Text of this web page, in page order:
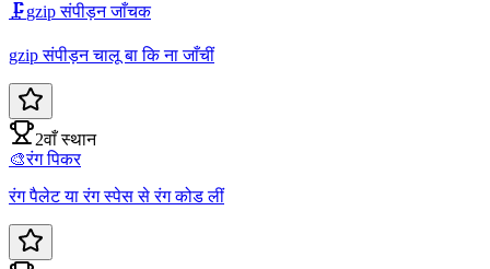
🗜️gzip संपीड़न जाँचक
gzip संपीड़न चालू बा कि ना जाँचीं
2वाँ स्थान
🎨रंग पिकर
रंग पैलेट या रंग स्पेस से रंग कोड लीं